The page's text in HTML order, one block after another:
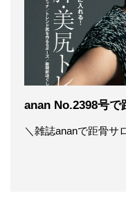
anan No.2398号で